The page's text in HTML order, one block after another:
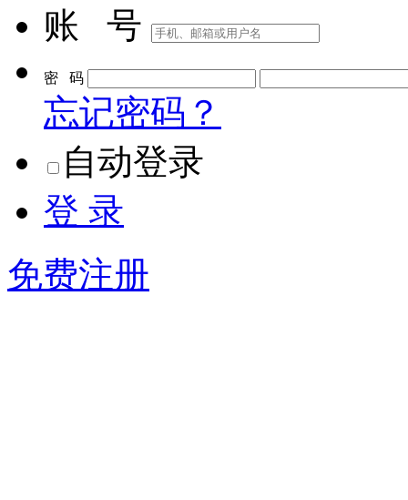
账 号
密 码
忘记密码？
自动登录
登 录
免费注册